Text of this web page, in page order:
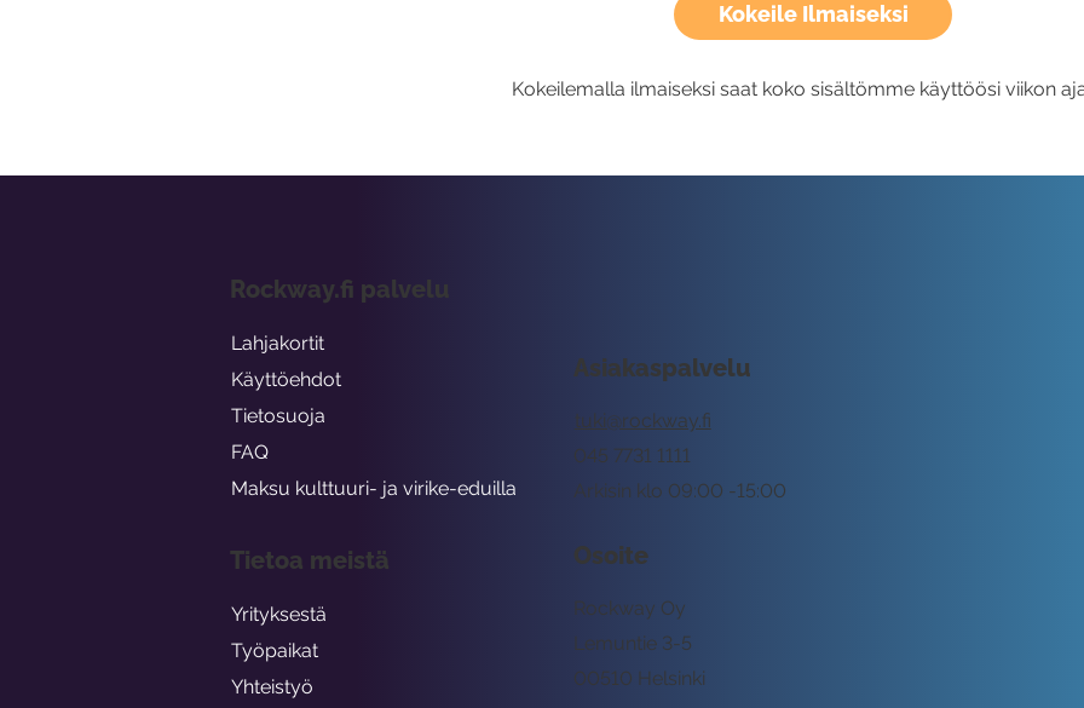
Kokeile Ilmaiseksi
Kokeilemalla ilmaiseksi saat koko sisältömme käyttöösi viikon
Asiakaspalvelu
tuki@rockway.fi
Arkisin klo 09:00 -15:00
045 7731 1111
Osoite
Rockway Oy
Lemuntie 3-5
00510 Helsinki
Rockway.fi palvelu
Lahjakortit
Käyttöehdot
Tietosuoja
FAQ
Maksu kulttuuri- ja virike-eduilla
Tietoa meistä
Yrityksestä
Työpaikat
Yhteistyö